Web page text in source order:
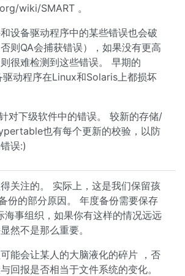
wiki/SMART 。
设备驱动程序中的某些错误也会破
则QA会捕获错误），如果没有更高
很难检测到这些错误。 早期的
驱动程序在Linux和Solaris上都损坏
对下级软件中的错误。 较新的存储/
也有每个更新的校验，以防
误:)
关注的。 实际上，这是我们保留孩
份的部分原因。 年度备份需要保存
海事组织，如果你有这样的情况远远
然不是那么重要。
能会让某人的大脑液化的碎片 ，否
回报是否相当于文件系统的变化。